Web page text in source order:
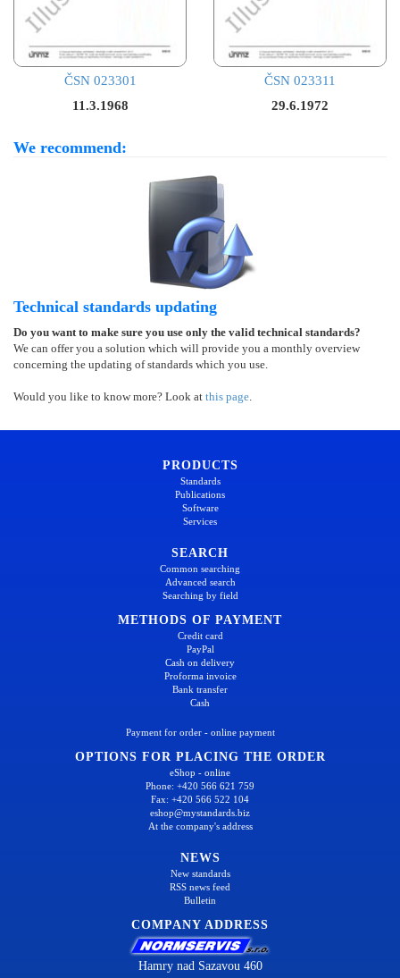
ČSN 023301
11.3.1968
ČSN 023311
29.6.1972
We recommend:
Technical standards updating
Do you want to make sure you use only the valid technical standards?
We can offer you a solution which will provide you a monthly overview
concerning the updating of standards which you use.
Would you like to know more? Look at this page.
PRODUCTS
Standards
Publications
Software
Services
SEARCH
Common searching
Advanced search
Searching by field
METHODS OF PAYMENT
Credit card
PayPal
Cash on delivery
Proforma invoice
Bank transfer
Cash
Payment for order - online payment
OPTIONS FOR PLACING THE ORDER
eShop - online
Phone: +420 566 621 759
Fax: +420 566 522 104
eshop@mystandards.biz
At the company's address
NEWS
New standards
RSS news feed
Bulletin
COMPANY ADDRESS
Hamry nad Sazavou 460